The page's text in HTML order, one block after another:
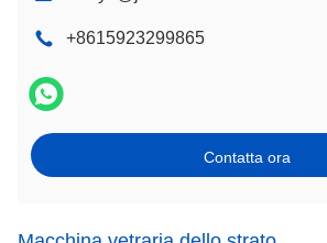
+8615923299865
Contatta ora